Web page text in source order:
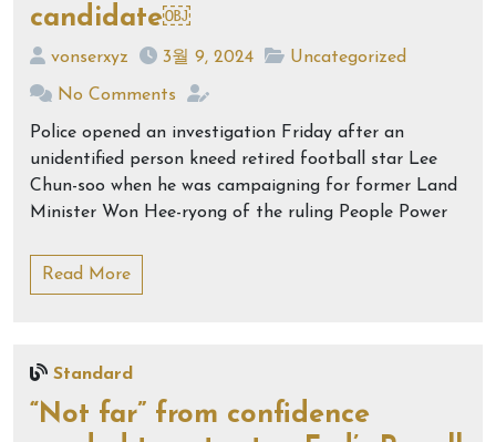
candidate￼
vonserxyz 3월 9, 2024 Uncategorized
No Comments
Police opened an investigation Friday after an
unidentified person kneed retired football star Lee
Chun-soo when he was campaigning for former Land
Minister Won Hee-ryong of the ruling People Power
Read More
Standard
“Not far” from confidence